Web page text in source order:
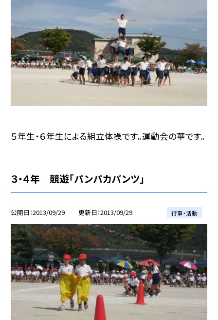
５年生・６年生による組立体操です。運動会の華です。
３・４年 競遊「パンパカパンツ」
公開日 2013/09/29 更新日 2013/09/29 行事・活動